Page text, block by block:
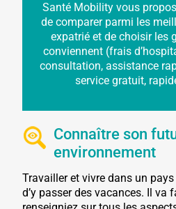
Santé Mobility vous
de comparer parmi les
expatrié et de choisir les
conviennent (frais
consultation, assistance
service gratuit,
Connaître son
environnement
Travailler et vivre dans un
d’y passer des vacances. Il va